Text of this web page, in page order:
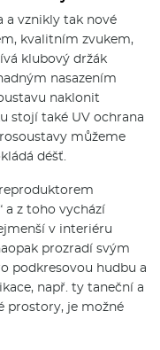
a vznikly tak nové
kvalitním zvukem,
klubový držák
nasazením
naklonit
stojí také UV ochrana
můžeme
déšť.
a z toho vychází
v interiéru
prozradí svým
podkresovou hudbu a
např. ty taneční a
prostory, je možné